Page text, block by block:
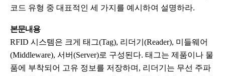
코드 유형 중 대표적인 세 가지를 예시하여 설명하라.
본문내용
RFID 시스템은 크게 태그(Tag), 리더기(Reader), 미들웨어
(Middleware), 서버(Server)로 구성된다. 태그는 제품이나 물
품에 부착되어 고유 정보를 저장하며, 리더기는 무선 주파